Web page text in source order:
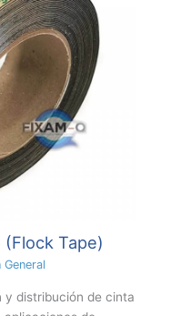
Tape)
y distribución de cinta